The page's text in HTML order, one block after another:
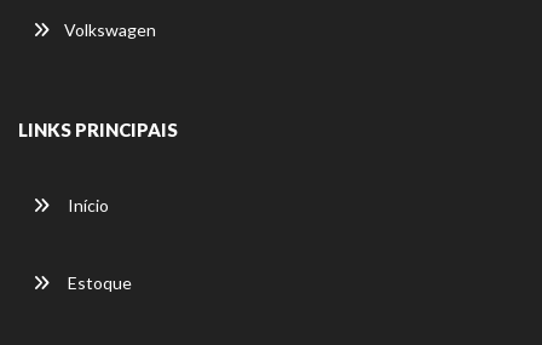
Volkswagen
LINKS PRINCIPAIS
Início
Estoque